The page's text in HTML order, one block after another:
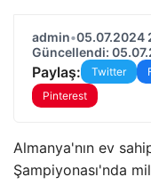
admin•05.07.2024
Güncellendi:
Paylaş: Twitter
Pinterest
Almanya'nın ev
Şampiyonası'nda